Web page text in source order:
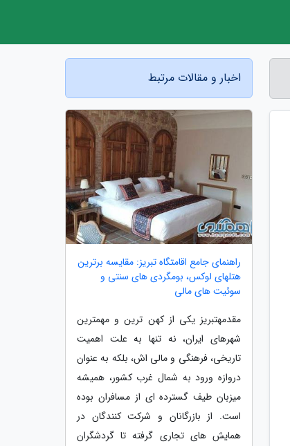
اخبار و مقالات مرتبط
راهنمای جامع اقامتگاه تبریز: مقایسه برترین
هتلهای لوکس، بومگردی های سنتی و
سوئیت های مالی
مقدمهتبریز یکی از کهن ترین و مهمترین
شهرهای ایران، نه تنها به علت اهمیت
تاریخی، فرهنگی و مالی اش، بلکه به عنوان
دروازه ورود به شمال غرب کشور، همیشه
میزبان طیف گسترده ای از مسافران بوده
است. از بازرگانان و شرکت کنندگان در
همایش های تجاری گرفته تا گردشگران